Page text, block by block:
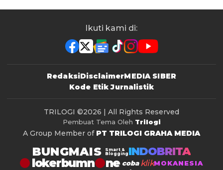
Ikuti kami di:
RedaksiDisclaimerMEDIA SIBER
Kode Etik Jurnalistik
TRILOGI ©2026 | All Rights Reserved
Pembuat Tema Oleh Trilogi
A Group Member of PT TRILOGI GRAHA MEDIA
BUNGMAIS
Smart &
Blogging INDOBRITA
lokerbumn coba klikMOKANESIA